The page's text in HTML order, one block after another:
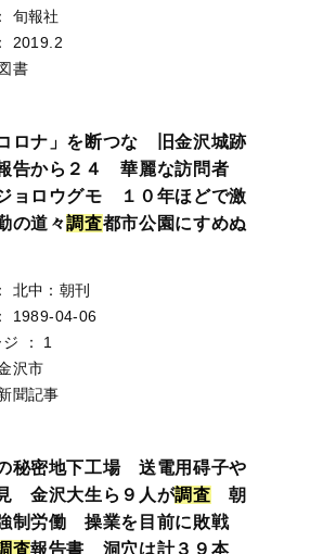
：
旬報社
：
2019.2
書
コロナ」を断つな 旧金沢城跡
告から２４ 華麗な訪問者
ョロウグモ １０年ほどで激
の道々調査都市公園にすめぬ
：
北中：朝刊
：
1989-04-06
：
1
沢市
聞記事
秘密地下工場 送電用碍子や
金沢大生ら９人が調査 朝
制労働 操業を目前に敗戦
査報告書 洞穴は計３９本